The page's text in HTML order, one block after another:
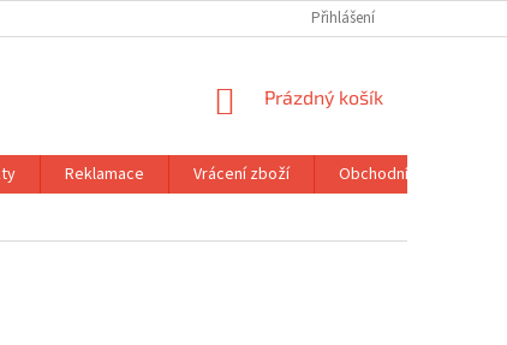
PODMÍNKY OCHRANY OSOBNÍCH
Přihlášení
NÁKUPNÍ
Prázdný košík
Reklamace Vrácení zboží
Obchodní podmínky